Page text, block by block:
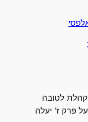
לטובה
פרק ז' יעלה